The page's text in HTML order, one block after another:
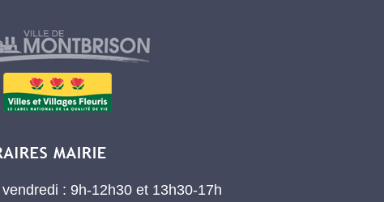
: 9h-12h30 et 13h30-17h